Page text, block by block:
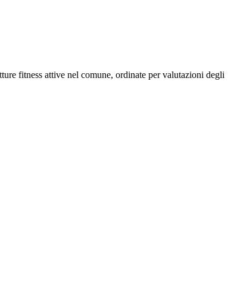
fitness attive nel comune, ordinate per valutazioni degli